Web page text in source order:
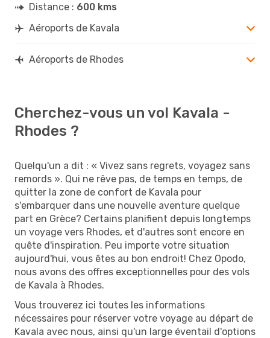
Distance : 600 kms
Aéroports de Kavala
Aéroports de Rhodes
Cherchez-vous un vol Kavala -
Rhodes ?
Quelqu'un a dit : « Vivez sans regrets, voyagez sans
remords ». Qui ne rêve pas, de temps en temps, de
quitter la zone de confort de Kavala pour
s'embarquer dans une nouvelle aventure quelque
part en Grèce? Certains planifient depuis longtemps
un voyage vers Rhodes, et d'autres sont encore en
quête d'inspiration. Peu importe votre situation
aujourd'hui, vous êtes au bon endroit! Chez Opodo,
nous avons des offres exceptionnelles pour des vols
de Kavala à Rhodes.
Vous trouverez ici toutes les informations
nécessaires pour réserver votre voyage au départ de
Kavala avec nous, ainsi qu'un large éventail d'options